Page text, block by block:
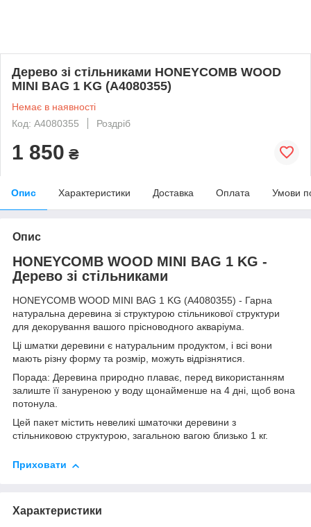
Дерево зі стільниками HONEYCOMB WOOD
MINI BAG 1 KG (A4080355)
Немає в наявності
Код: A4080355
Роздріб
1 850 ₴
Опис Характеристики Доставка Оплата Умови
Опис
HONEYCOMB WOOD MINI BAG 1 KG -
Дерево зі стільниками
HONEYCOMB WOOD MINI BAG 1 KG (A4080355) - Гарна
натуральна деревина зі структурою стільникової структури
для декорування вашого прісноводного акваріума.
Ці шматки деревини є натуральним продуктом, і всі вони
мають різну форму та розмір, можуть відрізнятися.
Порада: Деревина природно плаває, перед використанням
залиште її зануреною у воду щонайменше на 4 дні, щоб вона
потонула.
Цей пакет містить невеликі шматочки деревини з
стільниковою структурою, загальною вагою близько 1 кг.
Приховати
Характеристики